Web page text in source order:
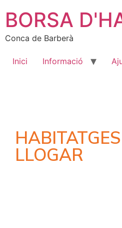
BORSA
Conca de Barberà
Inici Informació
LLOGAR